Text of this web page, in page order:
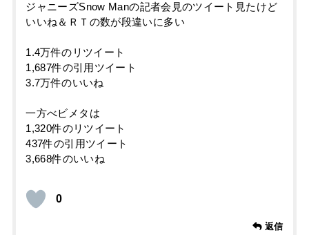
ジャニーズSnow Manの記者会見のツイート見たけど
いいね＆ＲＴの数が段違いに多い
1.4万件のリツイート
1,687件の引用ツイート
3.7万件のいいね
一方べビメタは
1,320件のリツイート
437件の引用ツイート
3,668件のいいね
0
返信